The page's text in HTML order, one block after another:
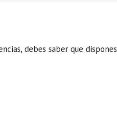
debes saber que dispones